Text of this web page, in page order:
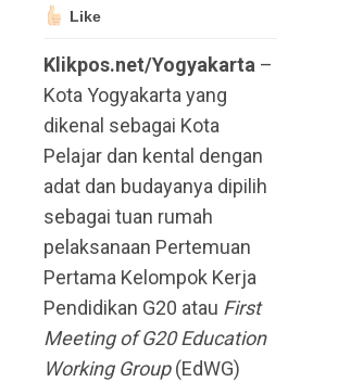
Like
Klikpos.net/Yogyakarta –
Kota Yogyakarta yang
dikenal sebagai Kota
Pelajar dan kental dengan
adat dan budayanya dipilih
sebagai tuan rumah
pelaksanaan Pertemuan
Pertama Kelompok Kerja
Pendidikan G20 atau First
Meeting of G20 Education
Working Group(EdWG)